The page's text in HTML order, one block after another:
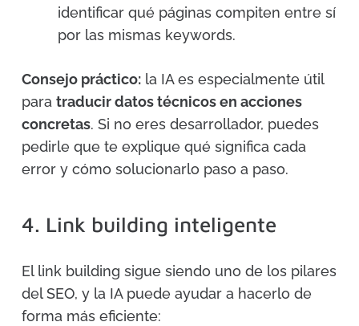
identificar qué páginas compiten entre sí
por las mismas keywords.
Consejo práctico: la IA es especialmente útil
para traducir datos técnicos en acciones
concretas. Si no eres desarrollador, puedes
pedirle que te explique qué significa cada
error y cómo solucionarlo paso a paso.
4. Link building inteligente
El link building sigue siendo uno de los pilares
del SEO, y la IA puede ayudar a hacerlo de
forma más eficiente: